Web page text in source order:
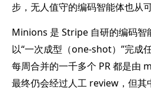
步，无人值守的编码智能体也从
Minions 是 Stripe 自研的编码智
以“一次成型（one-shot）”完成
每周合并的一千多个 PR 都是由
最终仍会经过人工 review，但其